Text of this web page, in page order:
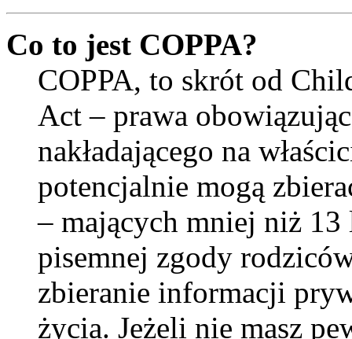
Co to jest COPPA?
COPPA, to skrót od
Act – prawa
nakładającego na
potencjalnie mogą
– mających mniej niż 13
pisemnej zgody
zbieranie informacji
życia. Jeżeli nie masz